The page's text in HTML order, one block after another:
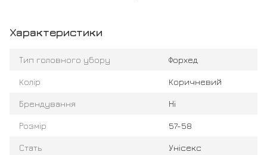
Характеристики
Тип головного убору Форхед
Колір Коричневий
Брендування Ні
Розмір 57-58
Стать Унісекс